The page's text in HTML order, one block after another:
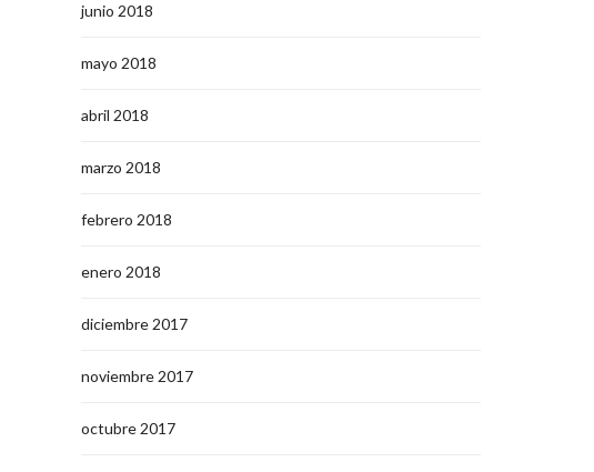
junio 2018
mayo 2018
abril 2018
marzo 2018
febrero 2018
enero 2018
diciembre 2017
noviembre 2017
octubre 2017